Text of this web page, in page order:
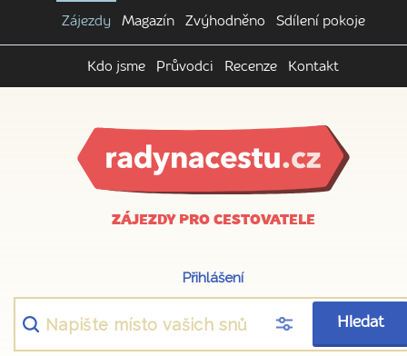
Zájezdy Magazín Zvýhodněno Sdílení pokoje
Kdo jsme Průvodci Recenze Kontakt
ZÁJEZDY PRO CESTOVATELE
Přihlášení
Hledat